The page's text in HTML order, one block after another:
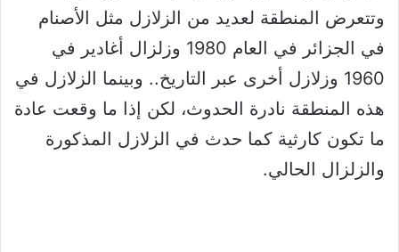
وتتعرض المنطقة لعديد من الزلازل مثل الأصنام
في الجزائر في العام 1980 وزلزال أغادير في
1960 وزلازل أخرى عبر التاريخ.. وبينما الزلازل في
هذه المنطقة نادرة الحدوث، لكن إذا ما وقعت عادة
ما تكون كارثية كما حدث في الزلازل المذكورة
والزلزال الحالي.